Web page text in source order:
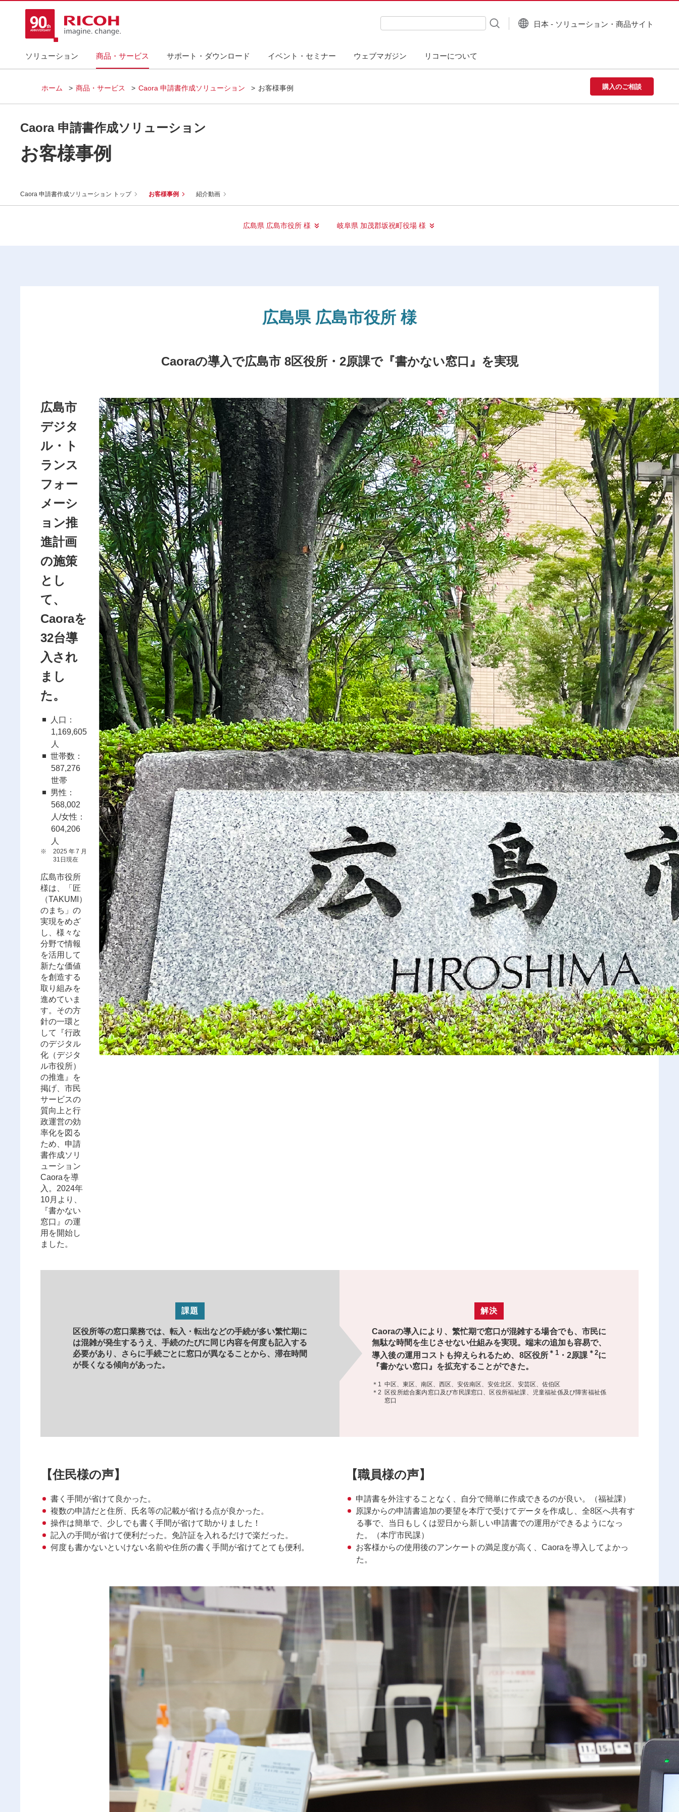
ソリューション 商品・サービス サポート・ダウンロード イベント・セミナー ウェブマガジン リコーについて
検索キーワード入力
日本 - ソリューション・商品サイト
ホーム 商品・サービス Caora 申請書作成ソリューション お客様事例 購入のご相談
Caora 申請書作成ソリューション
お客様事例
Caora 申請書作成ソリューション トップ お客様事例 紹介動画
広島県 広島市役所 様 岐阜県 加茂郡坂祝町役場 様
広島県 広島市役所 様
Caoraの導入で広島市 8区役所・2原課で『書かない窓口』を実現
広島市
デジタ
ル・ト
ランス
フォー
メーシ
ョン推
進計画
の施策
とし
て、
Caoraを
32台導
入され
まし
た。
人口：
1,169,605
人
世帯数：
587,276
世帯
男性：
568,002
人/女性：
604,206
人
※
2025年7月
31日現在
広島市役所
様は、「匠
（TAKUMI）
のまち」の
実現をめざ
し、様々な
分野で情報
を活用して
新たな価値
を創造する
取り組みを
進めていま
す。その方
針の一環と
して『行政
のデジタル
化（デジタ
ル市役所）
の推進』を
掲げ、市民
サービスの
質向上と行
政運営の効
率化を図る
ため、申請
書作成ソリ
ューション
Caoraを導
入。2024年
10月より、
『書かない
窓口』の運
用を開始し
ました。
課題
区役所等の窓口業務では、転入・転出などの手続が多い繁忙期に
は混雑が発生するうえ、手続のたびに同じ内容を何度も記入する
必要があり、さらに手続ごとに窓口が異なることから、滞在時間
が長くなる傾向があった。
解決
Caoraの導入により、繁忙期で窓口が混雑する場合でも、市民に
無駄な時間を生じさせない仕組みを実現。端末の追加も容易で、
導入後の運用コストも抑えられるため、8区役所 ＊1・2原課 ＊2に
『書かない窓口』を拡充することができた。
＊1 中区、東区、南区、西区、安佐南区、安佐北区、安芸区、佐伯区
＊2
区役所総合案内窓口及び市民課窓口、区役所福祉課、児童福祉係及び障害福祉係
窓口
【住民様の声】
書く手間が省けて良かった。
複数の申請だと住所、氏名等の記載が省ける点が良かった。
操作は簡単で、少しでも書く手間が省けて助かりました！
記入の手間が省けて便利だった。免許証を入れるだけで楽だった。
何度も書かないといけない名前や住所の書く手間が省けてとても便利。
【職員様の声】
申請書を外注することなく、自分で簡単に作成できるのが良い。（福祉課）
原課からの申請書追加の要望を本庁で受けてデータを作成し、全8区へ共有す
る事で、当日もしくは翌日から新しい申請書での運用ができるようになっ
た。（本庁市民課）
お客様からの使用後のアンケートの満足度が高く、Caoraを導入してよかっ
た。